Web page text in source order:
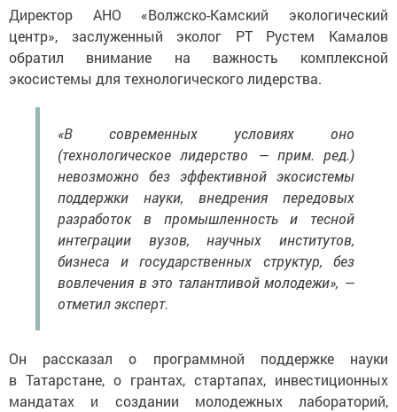
Директор АНО «Волжско-Камский экологический
центр», заслуженный эколог РТ Рустем Камалов
обратил внимание на важность комплексной
экосистемы для технологического лидерства.
«В современных условиях оно
(технологическое лидерство — прим. ред.)
невозможно без эффективной экосистемы
поддержки науки, внедрения передовых
разработок в промышленность и тесной
интеграции вузов, научных институтов,
бизнеса и государственных структур, без
вовлечения в это талантливой молодежи», —
отметил эксперт.
Он рассказал о программной поддержке науки
в Татарстане, о грантах, стартапах, инвестиционных
мандатах и создании молодежных лабораторий,